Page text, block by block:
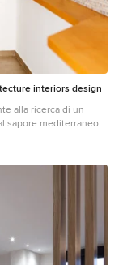
interiors design
alla ricerca di un
sapore mediterraneo.
La struttura è
di accesso al piano
alla muratura
dal disegno